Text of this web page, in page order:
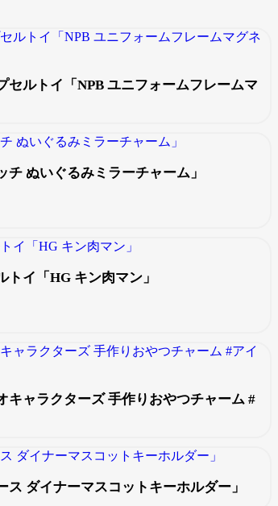
ルトイ「NPB ユニフォームフレームマ
ぬいぐるみミラーチャーム」
イ「HG キン肉マン」
ャラクターズ 手作りおやつチャーム #
ダイナーマスコットキーホルダー」